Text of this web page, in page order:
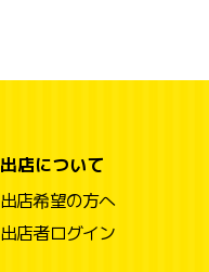
出店について
出店希望の方へ
出店者ログイン